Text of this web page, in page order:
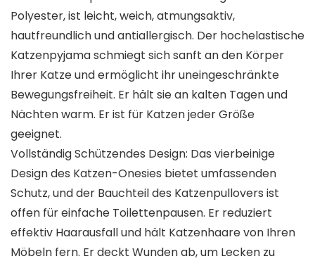
Polyester, ist leicht, weich, atmungsaktiv,
hautfreundlich und antiallergisch. Der hochelastische
Katzenpyjama schmiegt sich sanft an den Körper
Ihrer Katze und ermöglicht ihr uneingeschränkte
Bewegungsfreiheit. Er hält sie an kalten Tagen und
Nächten warm. Er ist für Katzen jeder Größe
geeignet.
Vollständig Schützendes Design: Das vierbeinige
Design des Katzen-Onesies bietet umfassenden
Schutz, und der Bauchteil des Katzenpullovers ist
offen für einfache Toilettenpausen. Er reduziert
effektiv Haarausfall und hält Katzenhaare von Ihren
Möbeln fern. Er deckt Wunden ab, um Lecken zu